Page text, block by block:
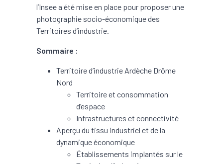
l’Insee a été mise en place pour proposer une
photographie socio-économique des
Territoires d’industrie.
Sommaire :
Territoire d’industrie Ardèche Drôme
Nord
Territoire et consommation
d’espace
Infrastructures et connectivité
Aperçu du tissu industriel et de la
dynamique économique
Établissements implantés sur le